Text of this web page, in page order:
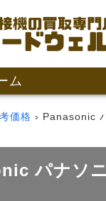
ム
価格 Panasonic
パナソ